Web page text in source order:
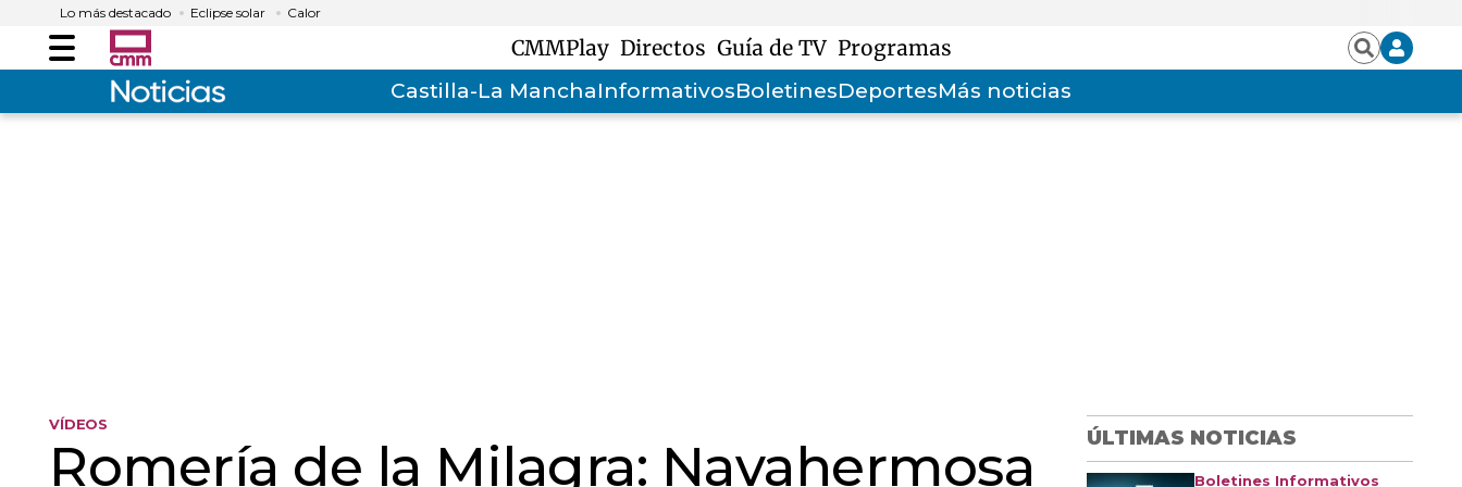
Lo más destacado Eclipse solar Calor
Menú CMMPlay Directos Guía de TV Programas BuscarIniciar
sesión
Castilla-La ManchaInformativosBoletinesDeportesMás noticias
VÍDEOS
Romería de la Milagra: Navahermosa ÚLTIMAS NOTICIAS
Boletines Informativos